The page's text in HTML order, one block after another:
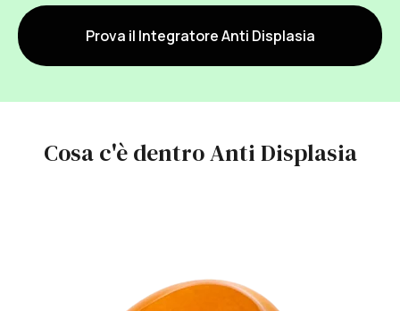
Prova il Integratore Anti Displasia
Cosa c'è dentro Anti Displasia